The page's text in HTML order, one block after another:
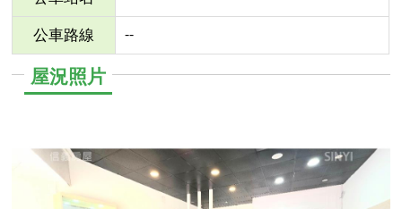
公車路線 --
屋況照片